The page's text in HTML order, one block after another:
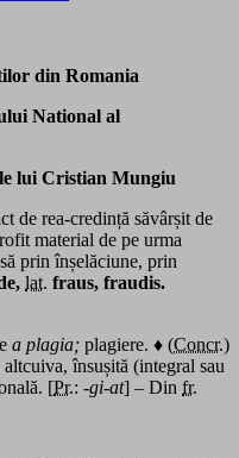
din Romania
National al
lui Cristian Mungiu
de rea-credință săvârșit de
material de pe urma
prin înșelăciune, prin
lat. fraus, fraudis.
a plagia; plagiere. ♦ (Concr.)
însușită (integral sau
[Pr.: -gi-at] – Din fr.